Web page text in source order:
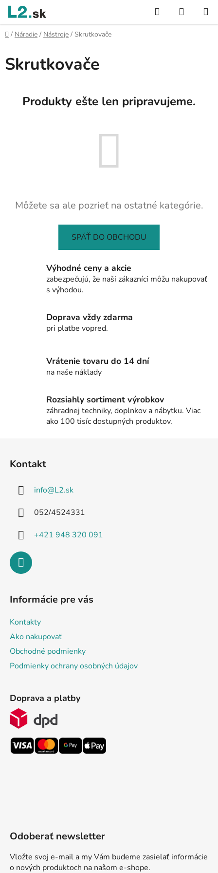
Prejsť
obsah
Hľadať
KOŠÍK
Domov
/ Náradie / Nástroje / Skrutkovače
Skrutkovače
Produkty ešte len pripravujeme.
Môžete sa ale pozrieť na ostatné kategórie.
SPÄŤ DO OBCHODU
Výhodné ceny a akcie
zabezpečujú, že naši zákazníci môžu nakupovať
s výhodou.
Doprava vždy zdarma
pri platbe vopred.
Vrátenie tovaru do 14 dní
na naše náklady
Rozsiahly sortiment výrobkov
záhradnej techniky, doplnkov a nábytku. Viac
ako 100 tisíc dostupných produktov.
Kontakt
info@L2.sk
052/4524331
+421 948 320 091
Informácie pre vás
Kontakty
Ako nakupovať
Obchodné podmienky
Podmienky ochrany osobných údajov
Doprava a platby
Odoberať newsletter
Vložte svoj e-mail a my Vám budeme zasielať informácie
o nových produktoch na našom e-shope.